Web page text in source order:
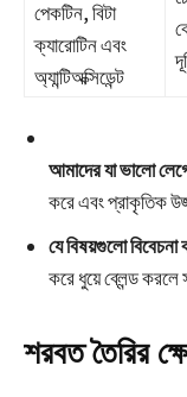
পেকটিন, বিটা
ক্যারোটিন এবং
অ্যান্টিঅক্সিডেন্ট
আমাদের যা ভালো
করে এবং প্রাকৃতিক
যে বিষয়গুলো
করে ধুয়ে ব্লেন্ড করলে
শরবত তৈরির